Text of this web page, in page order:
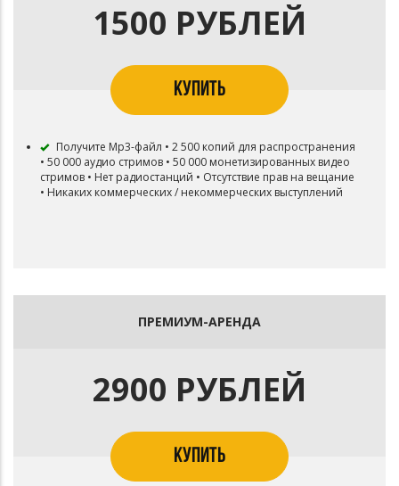
1500 РУБЛЕЙ
КУПИТЬ
Получите Mp3-файл • 2 500 копий для распространения
• 50 000 аудио стримов • 50 000 монетизированных видео
стримов • Нет радиостанций • Отсутствие прав на вещание
• Никаких коммерческих / некоммерческих выступлений
ПРЕМИУМ-АРЕНДА
2900 РУБЛЕЙ
КУПИТЬ